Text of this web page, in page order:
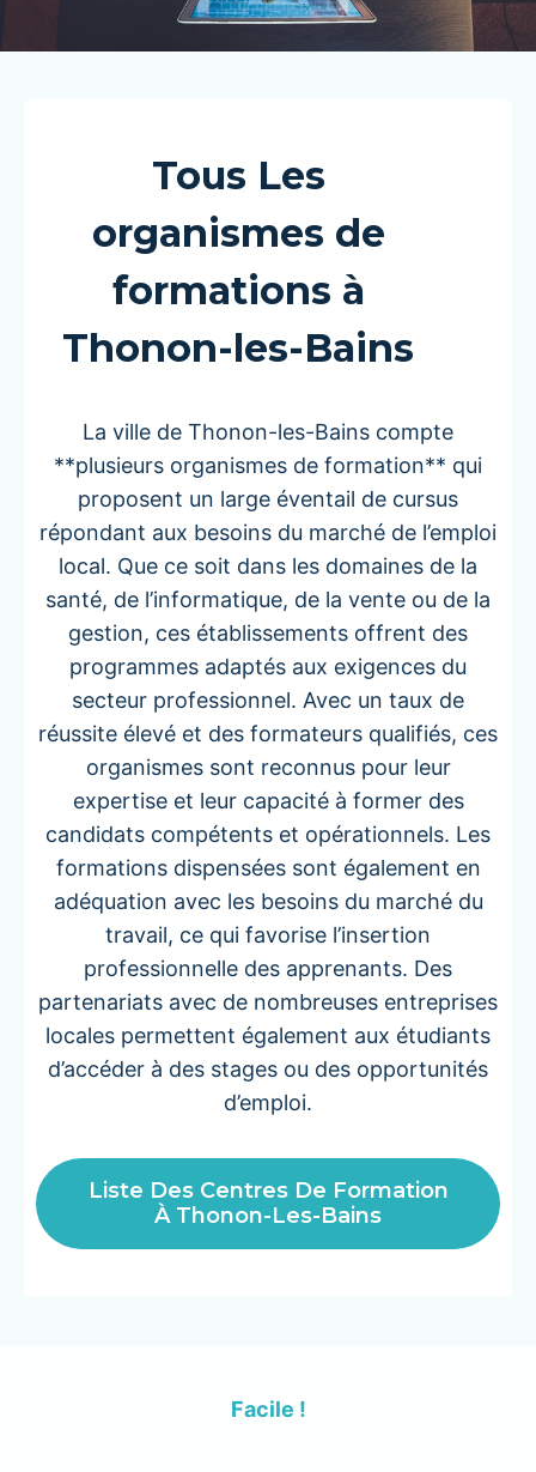
Tous Les
organismes de
formations à
Thonon-les-Bains
La ville de Thonon-les-Bains compte
**plusieurs organismes de formation** qui
proposent un large éventail de cursus
répondant aux besoins du marché de l’emploi
local. Que ce soit dans les domaines de la
santé, de l’informatique, de la vente ou de la
gestion, ces établissements offrent des
programmes adaptés aux exigences du
secteur professionnel. Avec un taux de
réussite élevé et des formateurs qualifiés, ces
organismes sont reconnus pour leur
expertise et leur capacité à former des
candidats compétents et opérationnels. Les
formations dispensées sont également en
adéquation avec les besoins du marché du
travail, ce qui favorise l’insertion
professionnelle des apprenants. Des
partenariats avec de nombreuses entreprises
locales permettent également aux étudiants
d’accéder à des stages ou des opportunités
d’emploi.
Liste Des Centres De Formation
À Thonon-Les-Bains
Facile !